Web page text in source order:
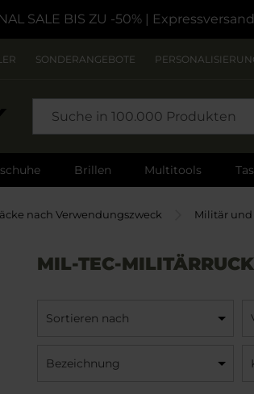
SALE BIS ZU -50% |
SONDERANGEBOTE
Brillen Multitools
nach Verwendungszweck Militär und
MIL-TEC-
Sortieren nach
Bezeichnung